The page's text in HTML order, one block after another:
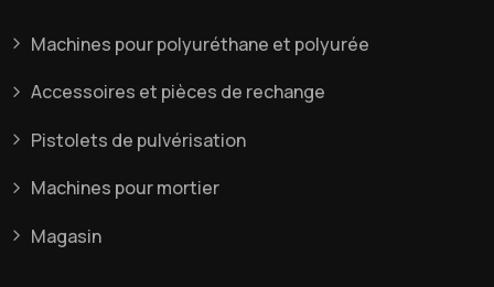
Machines pour polyuréthane et polyurée
Accessoires et pièces de rechange
Pistolets de pulvérisation
Machines pour mortier
Magasin